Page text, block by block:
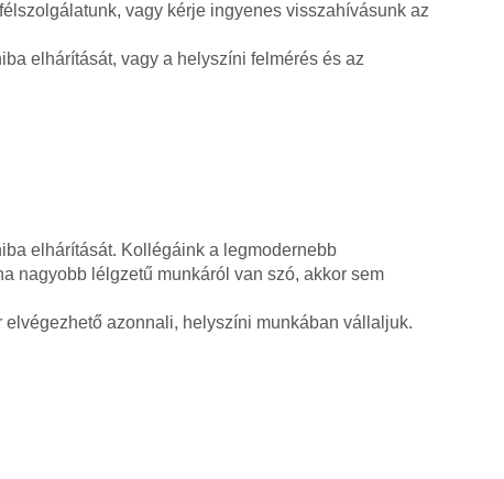
vagy kérje ingyenes visszahívásunk az
elhárítását, vagy a helyszíni felmérés és az
elhárítását. Kollégáink a legmodernebb
nagyobb lélgzetű munkáról van szó, akkor sem
elvégezhető azonnali, helyszíni munkában vállaljuk.